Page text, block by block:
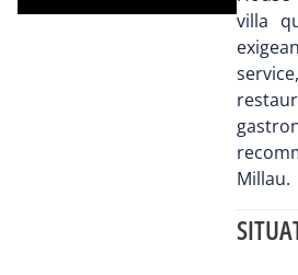
villa
Millau.